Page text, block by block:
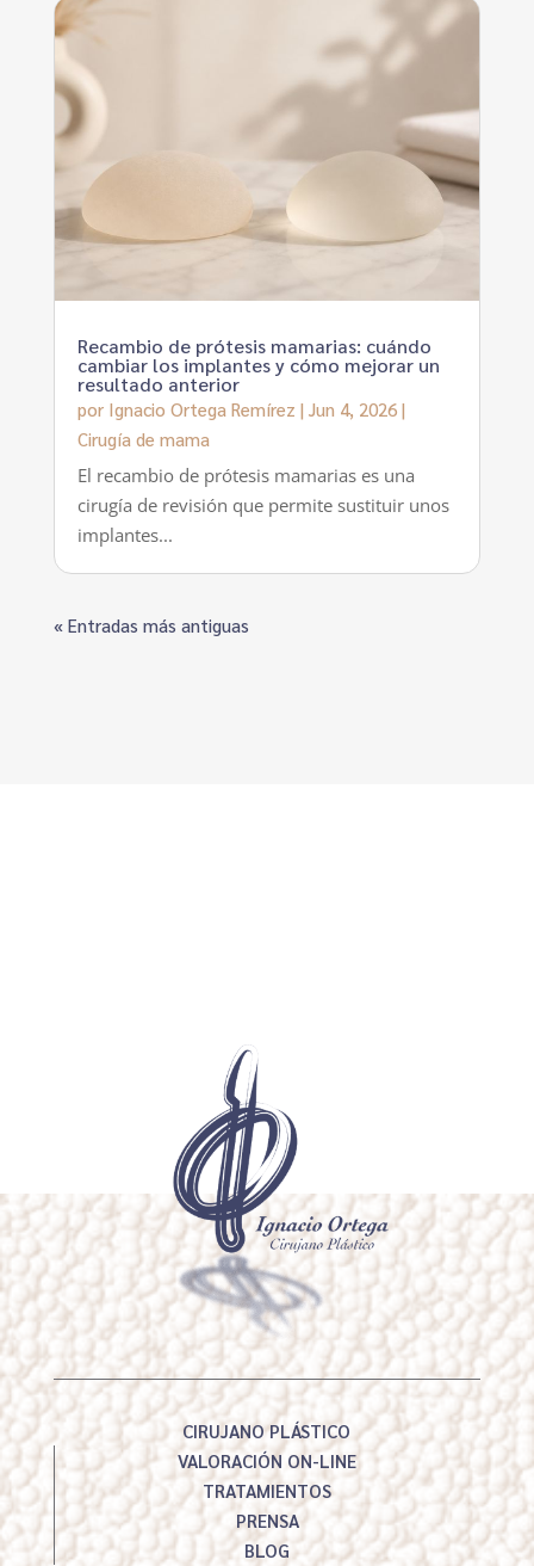
Recambio de prótesis mamarias: cuándo
cambiar los implantes y cómo mejorar un
resultado anterior
por Ignacio Ortega Remírez | Jun 4, 2026|
Cirugía de mama
El recambio de prótesis mamarias es una
cirugía de revisión que permite sustituir unos
implantes...
« Entradas más antiguas
CIRUJANO PLÁSTICO
VALORACIÓN ON-LINE
TRATAMIENTOS
PRENSA
BLOG